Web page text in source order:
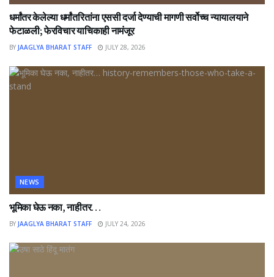
धर्मांतर केलेल्या धर्मांतरितांना एससी दर्जा देण्याची मागणी सर्वोच्च न्यायालयाने
फेटाळली; फेरविचार याचिकाही नामंजूर
BY JAAGLYA BHARAT STAFF JULY 28, 2026
NEWS
भूमिका घेऊ नका, नाहीतर…
BY JAAGLYA BHARAT STAFF JULY 24, 2026